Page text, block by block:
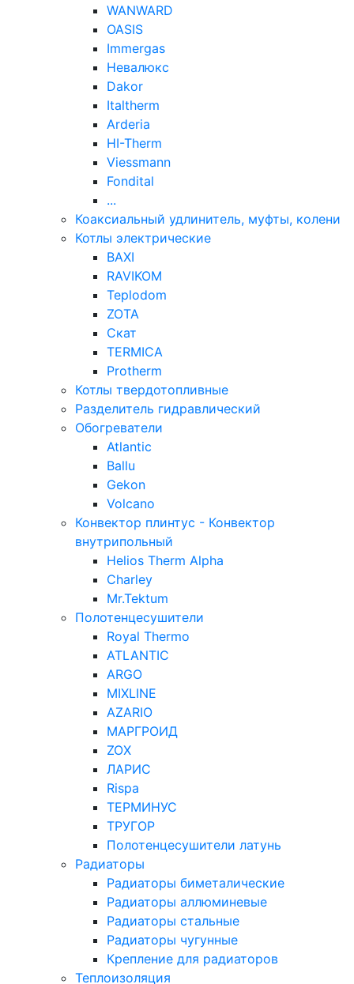
WANWARD
OASIS
Immergas
Невалюкс
Dakor
Italtherm
Arderia
HI-Therm
Viessmann
Fondital
...
Коаксиальный удлинитель, муфты, колени
Котлы электрические
BAXI
RAVIKOM
Teplodom
ZOTA
Скат
TERMICA
Protherm
Котлы твердотопливные
Разделитель гидравлический
Обогреватели
Atlantic
Ballu
Gekon
Volcano
Конвектор плинтус - Конвектор
внутрипольный
Helios Therm Alpha
Charley
Mr.Tektum
Полотенцесушители
Royal Thermo
ATLANTIC
ARGO
MIXLINE
AZARIO
МАРГРОИД
ZOX
ЛАРИС
Rispa
ТЕРМИНУС
ТРУГОР
Полотенцесушители латунь
Радиаторы
Радиаторы биметалические
Радиаторы аллюминевые
Радиаторы стальные
Радиаторы чугунные
Крепление для радиаторов
Теплоизоляция